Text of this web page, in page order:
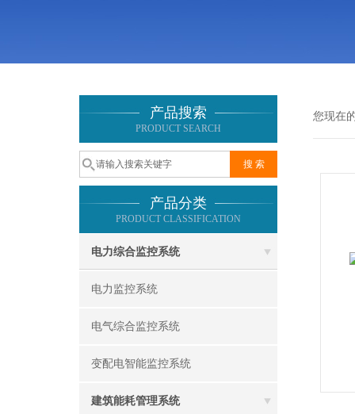
产品搜索
PRODUCT SEARCH
产品分类
PRODUCT CLASSIFICATION
电力综合监控系统
电力监控系统
电气综合监控系统
变配电智能监控系统
建筑能耗管理系统
您现在